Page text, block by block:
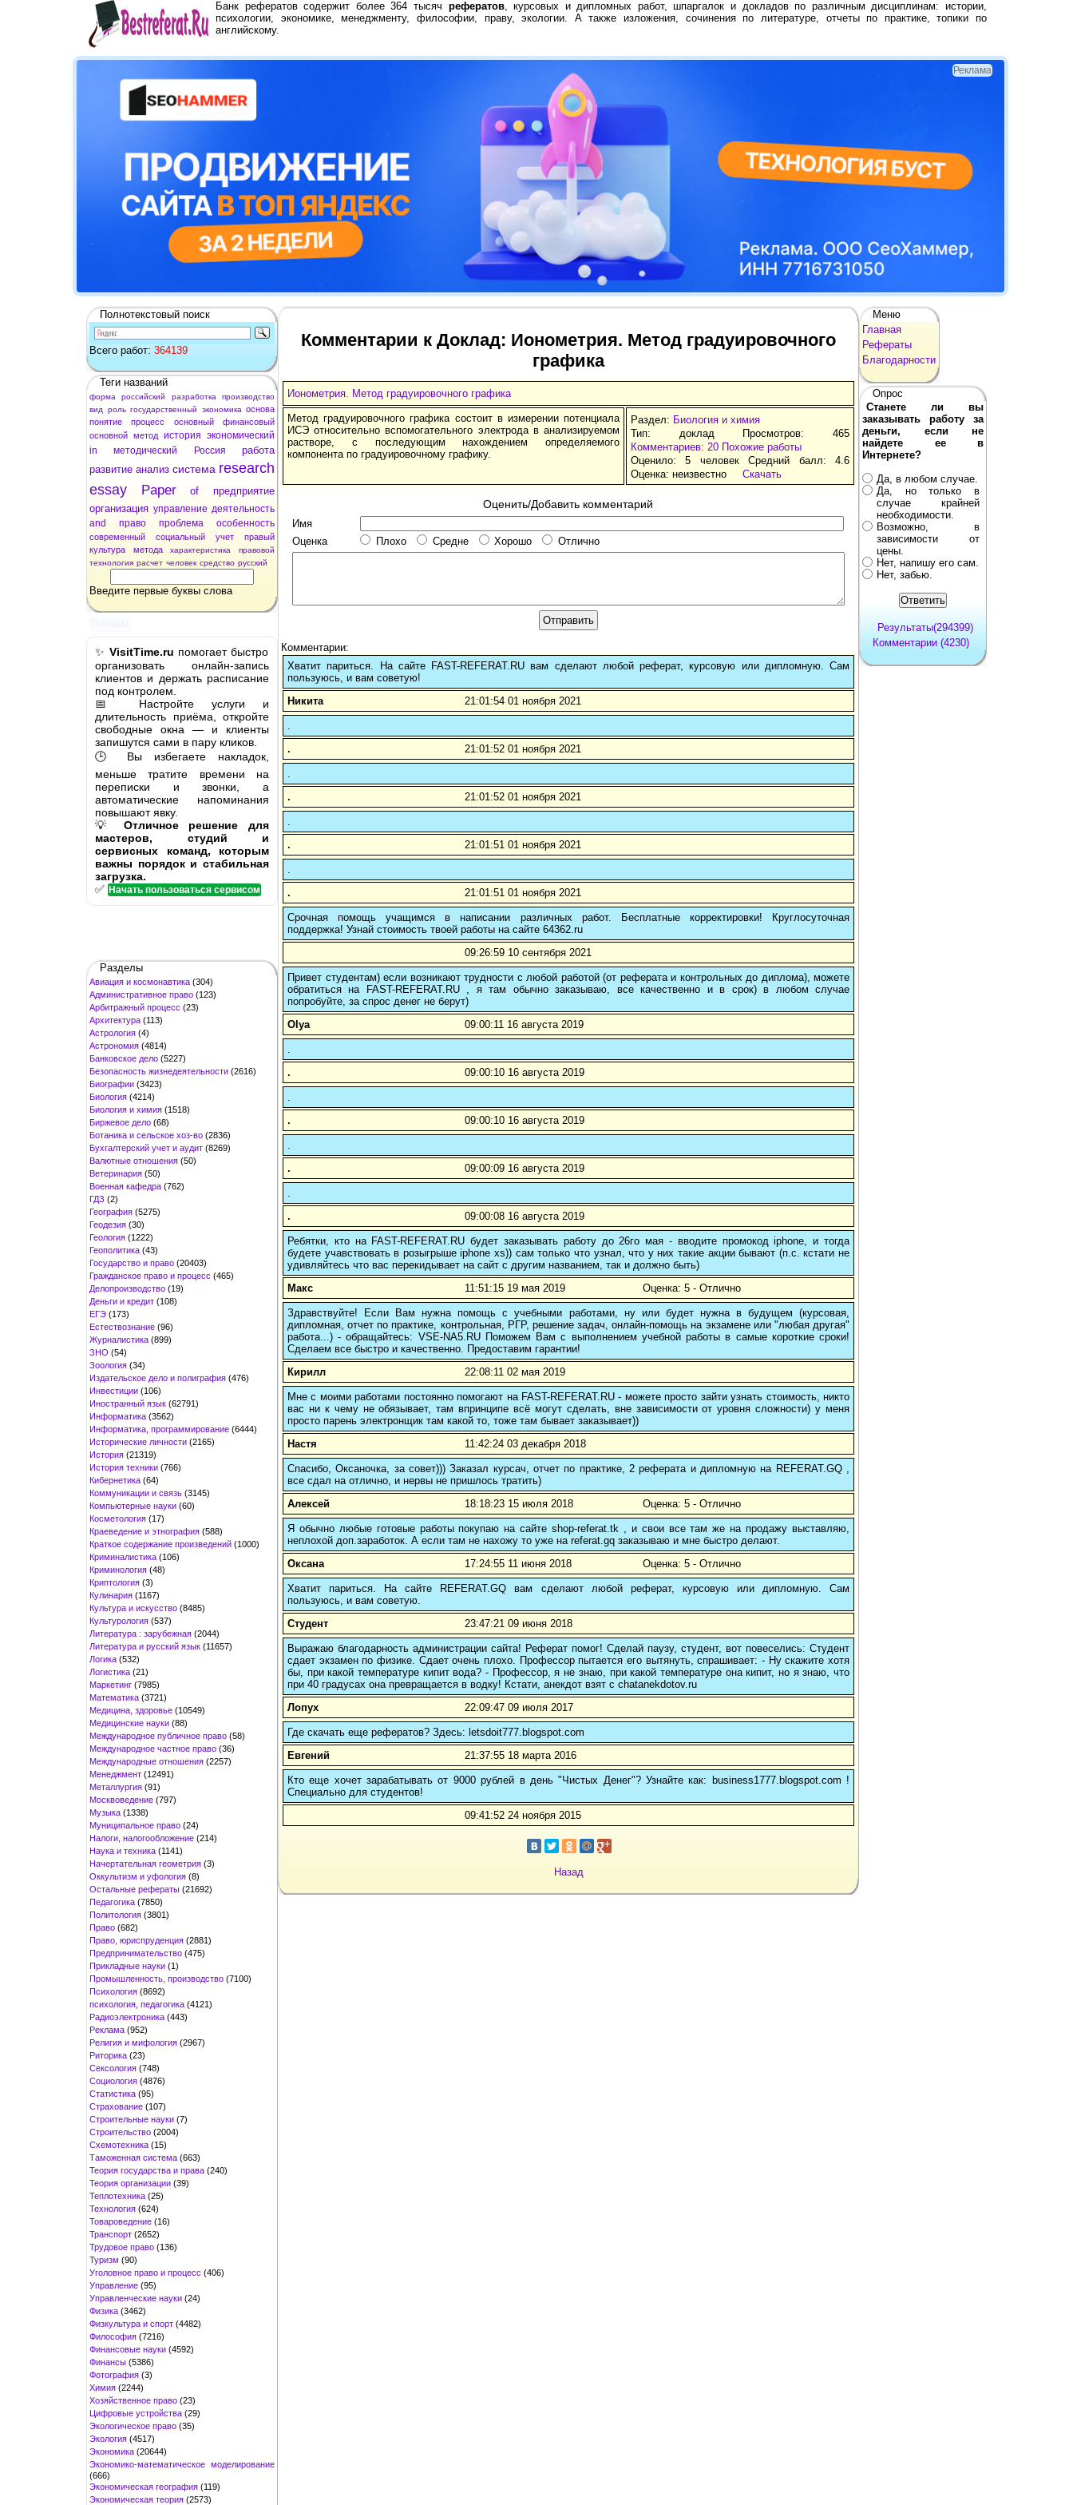
Банк рефератов содержит более 364 тысяч рефератов, курсовых и дипломных работ, шпаргалок и докладов по различным дисциплинам: истории,
психологии, экономике, менеджменту, философии, праву, экологии. А также изложения, сочинения по литературе, отчеты по практике, топики по
английскому.
Реклама
Полнотекстовый поиск
Всего работ: 364139
Теги названий
форма российский разработка
производство
вид
роль государственный экономика основа
понятие
процесс основный
финансовый
основной метод история экономический
in
методический Россия
работа
развитие анализ система research
essay
Paper of
предприятие
организация управление деятельность
and
право проблема особенность
современный социальный учет
правый
культура
метода характеристика
правовой
технология расчет человек средство русский
Введите первые буквы слова
✨ VisitTime.ru помогает быстро
организовать онлайн-запись
клиентов и держать расписание
под контролем.
📅 Настройте услуги и
длительность приёма, откройте
свободные окна — и клиенты
запишутся сами в пару кликов.
🕒 Вы избегаете накладок,
меньше тратите времени на
переписки и звонки, а
автоматические напоминания
повышают явку.
💡 Отличное решение для
мастеров, студий и
сервисных команд, которым
важны порядок и стабильная
загрузка.
✅ Начать пользоваться сервисом
Разделы
Авиация и космонавтика (304)
Административное право (123)
Арбитражный процесс (23)
Архитектура (113)
Астрология (4)
Астрономия (4814)
Банковское дело (5227)
Безопасность жизнедеятельности (2616)
Биографии (3423)
Биология (4214)
Биология и химия (1518)
Биржевое дело (68)
Ботаника и сельское хоз-во (2836)
Бухгалтерский учет и аудит (8269)
Валютные отношения (50)
Ветеринария (50)
Военная кафедра (762)
ГДЗ (2)
География (5275)
Геодезия (30)
Геология (1222)
Геополитика (43)
Государство и право (20403)
Гражданское право и процесс (465)
Делопроизводство (19)
Деньги и кредит (108)
ЕГЭ (173)
Естествознание (96)
Журналистика (899)
ЗНО (54)
Зоология (34)
Издательское дело и полиграфия (476)
Инвестиции (106)
Иностранный язык (62791)
Информатика (3562)
Информатика, программирование (6444)
Исторические личности (2165)
История (21319)
История техники (766)
Кибернетика (64)
Коммуникации и связь (3145)
Компьютерные науки (60)
Косметология (17)
Краеведение и этнография (588)
Краткое содержание произведений (1000)
Криминалистика (106)
Криминология (48)
Криптология (3)
Кулинария (1167)
Культура и искусство (8485)
Культурология (537)
Литература : зарубежная (2044)
Литература и русский язык (11657)
Логика (532)
Логистика (21)
Маркетинг (7985)
Математика (3721)
Медицина, здоровье (10549)
Медицинские науки (88)
Международное публичное право (58)
Международное частное право (36)
Международные отношения (2257)
Менеджмент (12491)
Металлургия (91)
Москвоведение (797)
Музыка (1338)
Муниципальное право (24)
Налоги, налогообложение (214)
Наука и техника (1141)
Начертательная геометрия (3)
Оккультизм и уфология (8)
Остальные рефераты (21692)
Педагогика (7850)
Политология (3801)
Право (682)
Право, юриспруденция (2881)
Предпринимательство (475)
Прикладные науки (1)
Промышленность, производство (7100)
Психология (8692)
психология, педагогика (4121)
Радиоэлектроника (443)
Реклама (952)
Религия и мифология (2967)
Риторика (23)
Сексология (748)
Социология (4876)
Статистика (95)
Страхование (107)
Строительные науки (7)
Строительство (2004)
Схемотехника (15)
Таможенная система (663)
Теория государства и права (240)
Теория организации (39)
Теплотехника (25)
Технология (624)
Товароведение (16)
Транспорт (2652)
Трудовое право (136)
Туризм (90)
Уголовное право и процесс (406)
Управление (95)
Управленческие науки (24)
Физика (3462)
Физкультура и спорт (4482)
Философия (7216)
Финансовые науки (4592)
Финансы (5386)
Фотография (3)
Химия (2244)
Хозяйственное право (23)
Цифровые устройства (29)
Экологическое право (35)
Экология (4517)
Экономика (20644)
Экономико-математическое моделирование
(666)
Экономическая география (119)
Экономическая теория (2573)
Комментарии к Доклад: Ионометрия. Метод градуировочного
графика
Ионометрия. Метод градуировочного графика
Метод градуировочного графика состоит в измерении потенциала
ИСЭ относительно вспомогательного электрода в анализируемом
растворе, с последующим нахождением определяемого
компонента по градуировочному графику.
Раздел: Биология и химия
Тип: доклад Просмотров: 465
Комментариев: 20 Похожие работы
Оценило: 5 человек Средний балл: 4.6
Оценка: неизвестно Скачать
Оценить/Добавить комментарий
Имя
Оценка
Плохо Средне Хорошо Отлично
Комментарии:
Хватит париться. На сайте FAST-REFERAT.RU вам сделают любой реферат, курсовую или дипломную. Сам
пользуюсь, и вам советую!
Никита
21:01:54 01 ноября 2021
.
.
21:01:52 01 ноября 2021
.
.
21:01:52 01 ноября 2021
.
.
21:01:51 01 ноября 2021
.
.
21:01:51 01 ноября 2021
Срочная помощь учащимся в написании различных работ. Бесплатные корректировки! Круглосуточная
поддержка! Узнай стоимость твоей работы на сайте 64362.ru
09:26:59 10 сентября 2021
Привет студентам) если возникают трудности с любой работой (от реферата и контрольных до диплома), можете
обратиться на FAST-REFERAT.RU , я там обычно заказываю, все качественно и в срок) в любом случае
попробуйте, за спрос денег не берут)
Olya
09:00:11 16 августа 2019
.
.
09:00:10 16 августа 2019
.
.
09:00:10 16 августа 2019
.
.
09:00:09 16 августа 2019
.
.
09:00:08 16 августа 2019
Ребятки, кто на FAST-REFERAT.RU будет заказывать работу до 26го мая - вводите промокод iphone, и тогда
будете учавствовать в розыгрыше iphone xs)) сам только что узнал, что у них такие акции бывают (п.с. кстати не
удивляйтесь что вас перекидывает на сайт с другим названием, так и должно быть)
Макс
11:51:15 19 мая 2019 Оценка: 5 - Отлично
Здравствуйте! Если Вам нужна помощь с учебными работами, ну или будет нужна в будущем (курсовая,
дипломная, отчет по практике, контрольная, РГР, решение задач, онлайн-помощь на экзамене или "любая другая"
работа...) - обращайтесь: VSE-NA5.RU Поможем Вам с выполнением учебной работы в самые короткие сроки!
Сделаем все быстро и качественно. Предоставим гарантии!
Кирилл
22:08:11 02 мая 2019
Мне с моими работами постоянно помогают на FAST-REFERAT.RU - можете просто зайти узнать стоимость, никто
вас ни к чему не обязывает, там впринципе всё могут сделать, вне зависимости от уровня сложности) у меня
просто парень электронщик там какой то, тоже там бывает заказывает))
Настя
11:42:24 03 декабря 2018
Спасибо, Оксаночка, за совет))) Заказал курсач, отчет по практике, 2 реферата и дипломную на REFERAT.GQ ,
все сдал на отлично, и нервы не пришлось тратить)
Алексей
18:18:23 15 июля 2018 Оценка: 5 - Отлично
Я обычно любые готовые работы покупаю на сайте shop-referat.tk , и свои все там же на продажу выставляю,
неплохой доп.заработок. А если там не нахожу то уже на referat.gq заказываю и мне быстро делают.
Оксана
17:24:55 11 июня 2018 Оценка: 5 - Отлично
Хватит париться. На сайте REFERAT.GQ вам сделают любой реферат, курсовую или дипломную. Сам
пользуюсь, и вам советую.
Студент
23:47:21 09 июня 2018
Выражаю благодарность администрации сайта! Реферат помог! Сделай паузу, студент, вот повеселись: Студент
сдает экзамен по физике. Сдает очень плохо. Профессор пытается его вытянуть, спрашивает: - Ну скажите хотя
бы, при какой температуре кипит вода? - Профессор, я не знаю, при какой температуре она кипит, но я знаю, что
при 40 градусах она превращается в водку! Кстати, анекдот взят с chatanekdotov.ru
Лопух
22:09:47 09 июля 2017
Где скачать еще рефератов? Здесь: letsdoit777.blogspot.com
Евгений
21:37:55 18 марта 2016
Кто еще хочет зарабатывать от 9000 рублей в день "Чистых Денег"? Узнайте как: business1777.blogspot.com !
Cпециально для студентов!
09:41:52 24 ноября 2015
Назад
Меню
Главная
Рефераты
Благодарности
Опрос
Станете ли вы
заказывать работу за
деньги, если не
найдете ее в
Интернете?
Да, в любом случае.
Да, но только в
случае крайней
необходимости.
Возможно, в
зависимости от
цены.
Нет, напишу его сам.
Нет, забью.
Результаты(294399)
Комментарии (4230)